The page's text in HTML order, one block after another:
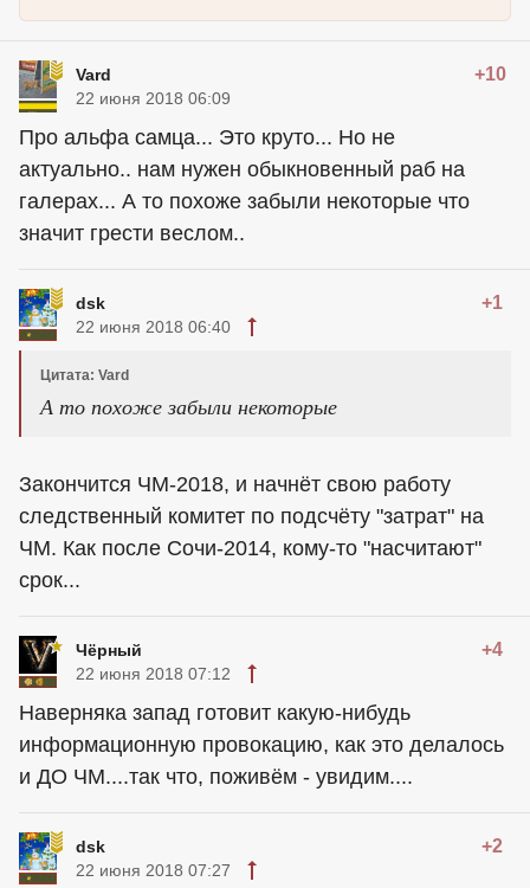
Vard +10
22 июня 2018 06:09
Про альфа самца... Это круто... Но не
актуально.. нам нужен обыкновенный раб на
галерах... А то похоже забыли некоторые что
значит грести веслом..
dsk +1
22 июня 2018 06:40
Цитата: Vard
А то похоже забыли некоторые
Закончится ЧМ-2018, и начнёт свою работу
следственный комитет по подсчёту "затрат" на
ЧМ. Как после Сочи-2014, кому-то "насчитают"
срок...
Чёрный +4
22 июня 2018 07:12
Наверняка запад готовит какую-нибудь
информационную провокацию, как это делалось
и ДО ЧМ....так что, поживём - увидим....
dsk +2
22 июня 2018 07:27